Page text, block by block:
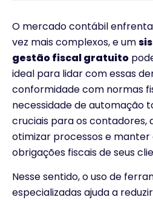
O mercado contábil
vez mais complexos, e um
gestão fiscal gratuito
ideal para lidar com essas
conformidade com normas
necessidade de automação
cruciais para os contadores,
otimizar processos e manter
obrigações fiscais de seus
Nesse sentido, o uso de
especializadas ajuda a